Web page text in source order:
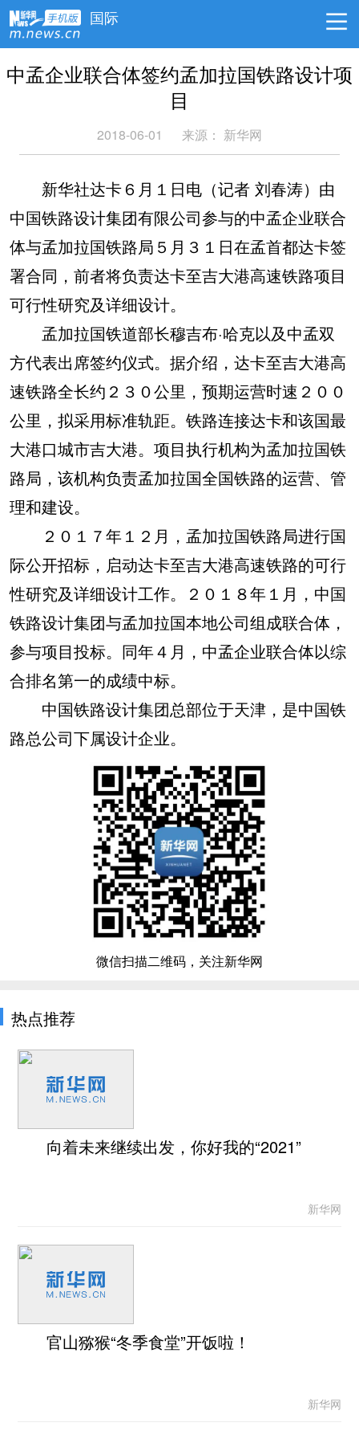
国际
中孟企业联合体签约孟加拉国铁路设计项
目
2018-06-01 来源： 新华网
新华社达卡６月１日电（记者 刘春涛）由
中国铁路设计集团有限公司参与的中孟企业联合
体与孟加拉国铁路局５月３１日在孟首都达卡签
署合同，前者将负责达卡至吉大港高速铁路项目
可行性研究及详细设计。
孟加拉国铁道部长穆吉布·哈克以及中孟双
方代表出席签约仪式。据介绍，达卡至吉大港高
速铁路全长约２３０公里，预期运营时速２００
公里，拟采用标准轨距。铁路连接达卡和该国最
大港口城市吉大港。项目执行机构为孟加拉国铁
路局，该机构负责孟加拉国全国铁路的运营、管
理和建设。
２０１７年１２月，孟加拉国铁路局进行国
际公开招标，启动达卡至吉大港高速铁路的可行
性研究及详细设计工作。２０１８年１月，中国
铁路设计集团与孟加拉国本地公司组成联合体，
参与项目投标。同年４月，中孟企业联合体以综
合排名第一的成绩中标。
中国铁路设计集团总部位于天津，是中国铁
路总公司下属设计企业。
微信扫描二维码，关注新华网
热点推荐
向着未来继续出发，你好我的“2021”
新华网
官山猕猴“冬季食堂”开饭啦！
新华网